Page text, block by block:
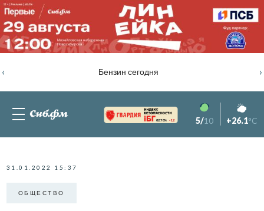
Бензин сегодня
‹ ›
82.76% -1.2 5/10 +26.1°C
31.01.2022 15:37
ОБЩЕСТВО